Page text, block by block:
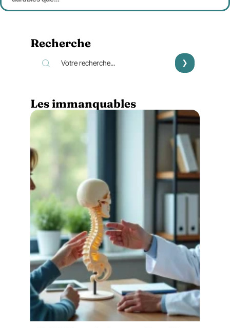
Recherche
Les immanquables